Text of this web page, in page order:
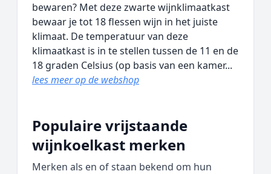
bewaren? Met deze zwarte wijnklimaatkast
bewaar je tot 18 flessen wijn in het juiste
klimaat. De temperatuur van deze
klimaatkast is in te stellen tussen de 11 en de
18 graden Celsius (op basis van een kamer...
lees meer op de webshop
Populaire vrijstaande
wijnkoelkast merken
Merken als en of staan bekend om hun